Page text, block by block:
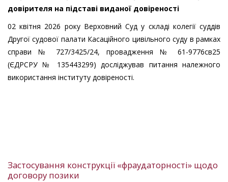
доктрині
довірителя на підставі виданої довіреності
02 квітня 2026 року Верховний Суд у складі колегії суддів
Другої судової палати Касаційного цивільного суду в рамках
справи № 727/3425/24, провадження № 61-9776св25
(ЄДРСРУ № 135443299) досліджував питання належного
використання інституту довіреності.
Застосування конструкції «фраудаторності» щодо
договору позики